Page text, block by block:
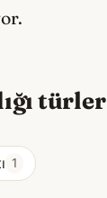
türler
1